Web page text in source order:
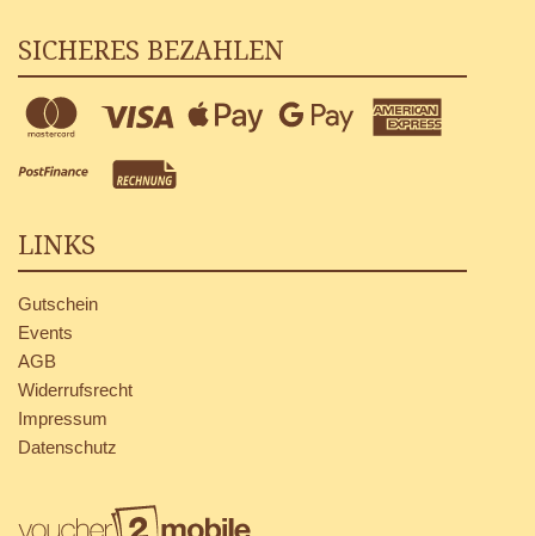
SICHERES BEZAHLEN
LINKS
Gutschein
Events
AGB
Widerrufsrecht
Impressum
Datenschutz